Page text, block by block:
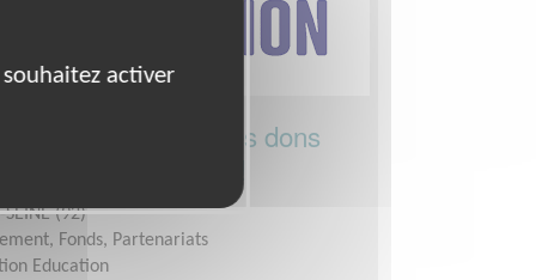
développement des dons
dans le monde !
SEINE (92)
Fonds, Partenariats
Education
activer